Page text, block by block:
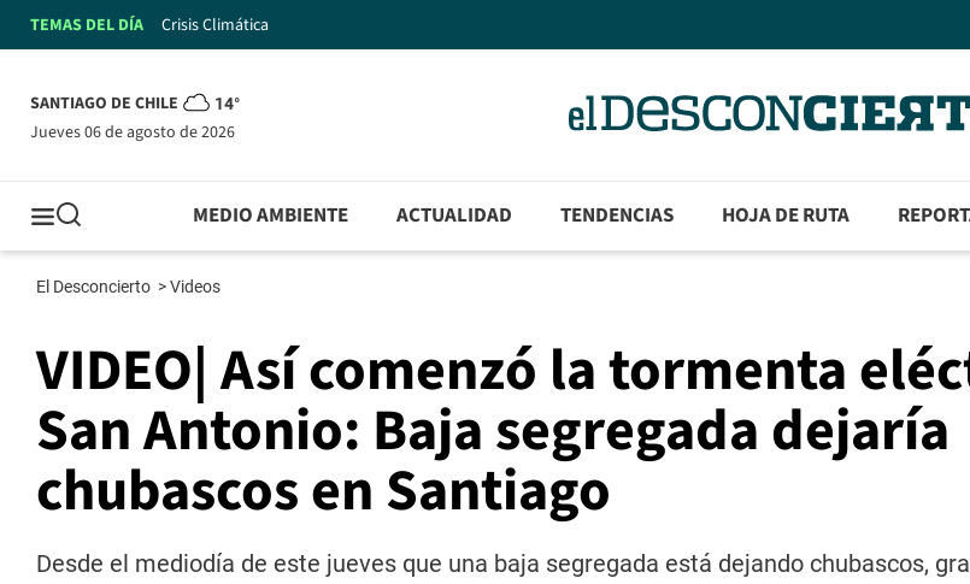
TEMAS DEL DÍA Crisis Climática
SANTIAGO DE CHILE 14°
jueves 06 de agosto de 2026
MEDIO AMBIENTE ACTUALIDAD TENDENCIAS HOJA DE RUTA
El Desconcierto >Videos
VIDEO| Así comenzó la tormenta
San Antonio: Baja segregada dejaría
chubascos en Santiago
Desde el mediodía de este jueves que una baja segregada está dejando chubascos,